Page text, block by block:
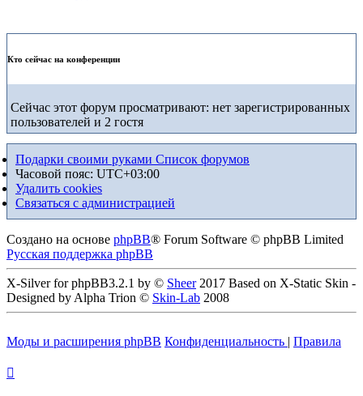
Кто сейчас на конференции
Сейчас этот форум просматривают: нет зарегистрированных
пользователей и 2 гостя
Подарки своими руками Список форумов
Часовой пояс: UTC+03:00
Удалить cookies
Связаться с администрацией
Создано на основе phpBB® Forum Software © phpBB Limited
Русская поддержка phpBB
X-Silver for phpBB3.2.1 by © Sheer2017 Based on X-Static Skin -
Designed by Alpha Trion © Skin-Lab 2008
Моды и расширения phpBB Конфиденциальность | Правила